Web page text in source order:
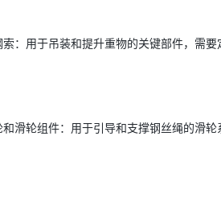
：用于吊装和提升重物的关键部件，需要
滑轮组件：用于引导和支撑钢丝绳的滑轮